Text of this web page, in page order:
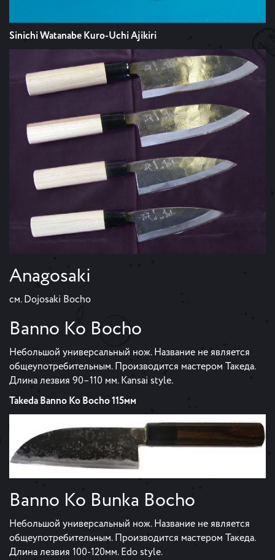
Sinichi Watanabe Kuro-Uchi Ajikiri
Anagosaki
см. Dojosaki Bocho
Banno Ko Bocho
Небольшой универсальный нож. Название не является
общеупотребительным. Производится мастером Такеда.
Длина лезвия 90–110 мм. Kansai style.
Takeda Banno Ko Bocho 115мм
Banno Ko Bunka Bocho
Небольшой универсальный нож. Название не является
общеупотребительным. Производится мастером Такеда.
Длина лезвия 100-120мм. Edo style.